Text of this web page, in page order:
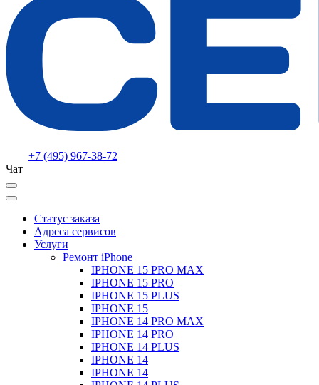
+7 (495) 967-38-72
Чат
Статус заказа
Адреса сервисов
Услуги
Ремонт iPhone
IPHONE 15 PRO MAX
IPHONE 15 PRO
IPHONE 15 PLUS
IPHONE 15
IPHONE 14 PRO MAX
IPHONE 14 PRO
IPHONE 14 PLUS
IPHONE 14
IPHONE 14